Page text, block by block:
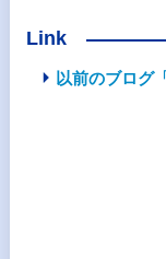
Link
以前のブログ